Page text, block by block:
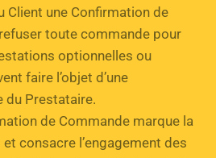
Client une Confirmation de
toute commande pour
optionnelles ou
faire l’objet d’une
du Prestataire.
de Commande marque la
consacre l’engagement des